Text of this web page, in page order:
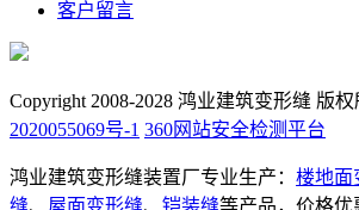
客户留言
Copyright 2008-2028 鸿业建筑变形缝 版权
2020055069号-1 360网站安全检测平台
鸿业建筑变形缝装置厂专业生产： 楼地面